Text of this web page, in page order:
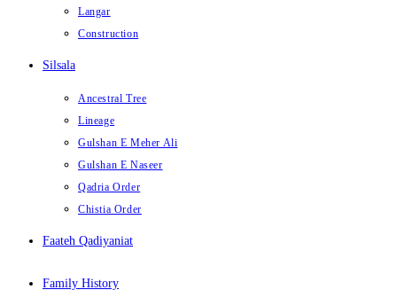
Langar
Construction
Silsala
Ancestral Tree
Lineage
Gulshan E Meher Ali
Gulshan E Naseer
Qadria Order
Chistia Order
Faateh Qadiyaniat
Family History